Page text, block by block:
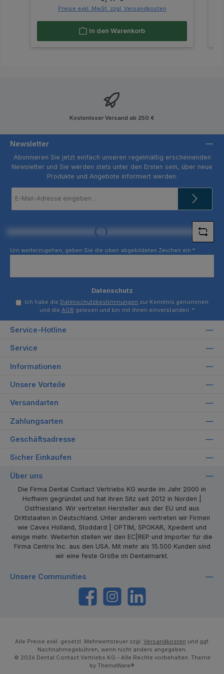
Preise exkl. MwSt. zzgl. Versandkosten
In den Warenkorb
Kostenloser Versand ab 250 €
Newsletter
Abonnieren Sie jetzt einfach unseren regelmäßig erscheinenden
Newsletter und Sie werden stets unter den Ersten sein, über neue
Produkte und Angebote informiert werden.
Mail-
Loading...
Um weiterzugehen, geben Sie die oben abgebildeten Zeichen ein *
Datenschutz
Ich habe die Datenschutzbestimmungen zur Kenntnis genommen
und die AGB gelesen und bin mit ihnen einverstanden. *
Service-Hotline
Service
Informationen
Unsere Vorteile
Versandarten
Zahlungsarten
Geschäftsadresse
Sicher Einkaufen
Über uns
Die Firma Dental Contact Vertriebs KG wurde im Jahr 2000 in
Hofheim gegründet und hat ihren Sitz seit 2012 in Norden |
Ostfriesland. Wir vertreten Hersteller aus der EU und aus
Drittstaaten in Deutschland. Unter anderem vertreten wir Firmen
wie Cavex Holland, Stoddard | OPTIM, SPOKAR, Xpedent und
einige mehr. Weiterhin stellen wir den EC|REP und Importer für die
Firma Centrix Inc. aus den USA. Mit mehr als 15.500 Kunden sind
wir eine feste Größe im Dentalmarkt.
Unsere Communities
https://www.facebook.com/dentalcontact
Instagram
Alle Preise exkl. gesetzl. Mehrwertsteuer zzgl. Versandkosten und ggf.
Nachnahmegebühren, wenn nicht anders angegeben.
© 2026 Dental Contact Vertriebs KG - Alle Rechte vorbehalten. Theme
by ThemeWare®